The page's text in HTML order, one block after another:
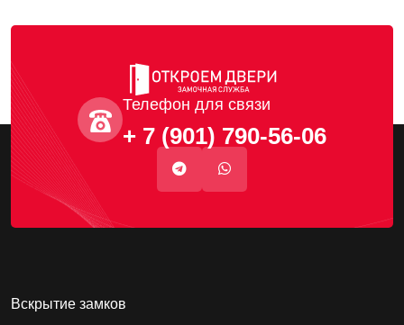
Телефон для связи
+ 7 (901) 790-56-06
Вскрытие замков